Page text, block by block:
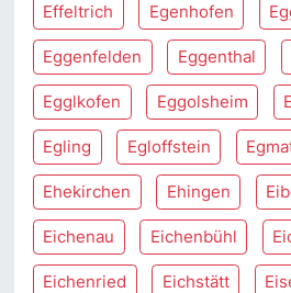
Effeltrich Egenhofen
Eggenfelden Eggenthal
Egglkofen Eggolsheim
Egling Egloffstein
Ehekirchen Ehingen
Eichenau Eichenbühl
Eichenried Eichstätt